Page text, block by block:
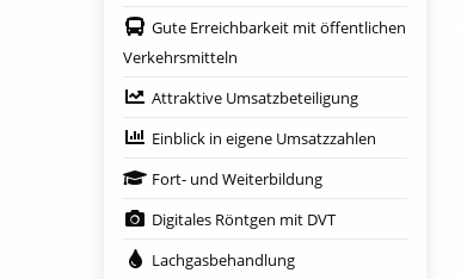
Gute Erreichbarkeit mit öffentlichen
Verkehrsmitteln
Attraktive Umsatzbeteiligung
Einblick in eigene Umsatzzahlen
Fort- und Weiterbildung
Digitales Röntgen mit DVT
Lachgasbehandlung